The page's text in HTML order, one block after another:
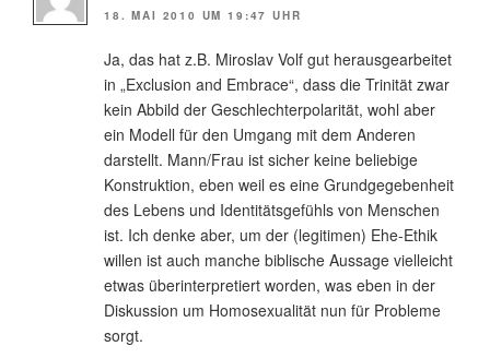
18. MAI 2010 UM 19:47 UHR
Ja, das hat z.B. Miroslav Volf gut herausgearbeitet
in „Exclusion and Embrace“, dass die Trinität zwar
kein Abbild der Geschlechterpolarität, wohl aber
ein Modell für den Umgang mit dem Anderen
darstellt. Mann/Frau ist sicher keine beliebige
Konstruktion, eben weil es eine Grundgegebenheit
des Lebens und Identitätsgefühls von Menschen
ist. Ich denke aber, um der (legitimen) Ehe-Ethik
willen ist auch manche biblische Aussage vielleicht
etwas überinterpretiert worden, was eben in der
Diskussion um Homosexualität nun für Probleme
sorgt.